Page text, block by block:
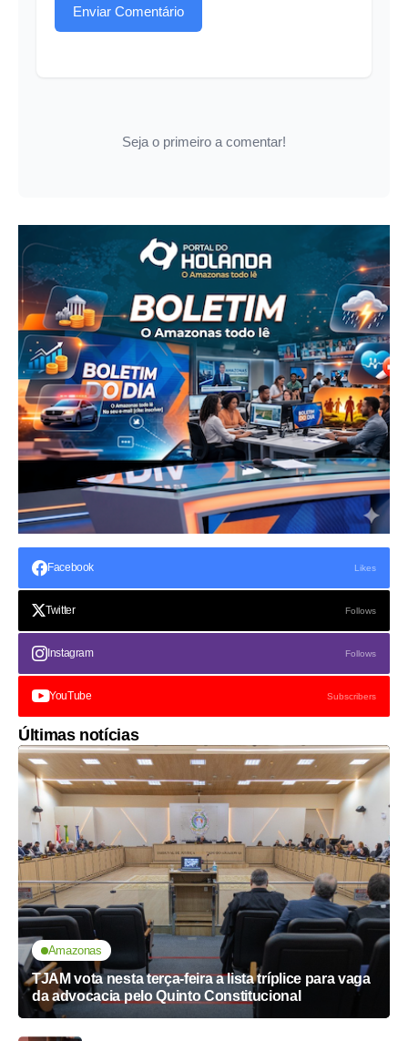
Enviar Comentário
Seja o primeiro a comentar!
Facebook Likes
Twitter Follows
Instagram Follows
YouTube Subscribers
Últimas notícias
Amazonas
TJAM vota nesta terça-feira a lista tríplice para vaga
da advocacia pelo Quinto Constitucional